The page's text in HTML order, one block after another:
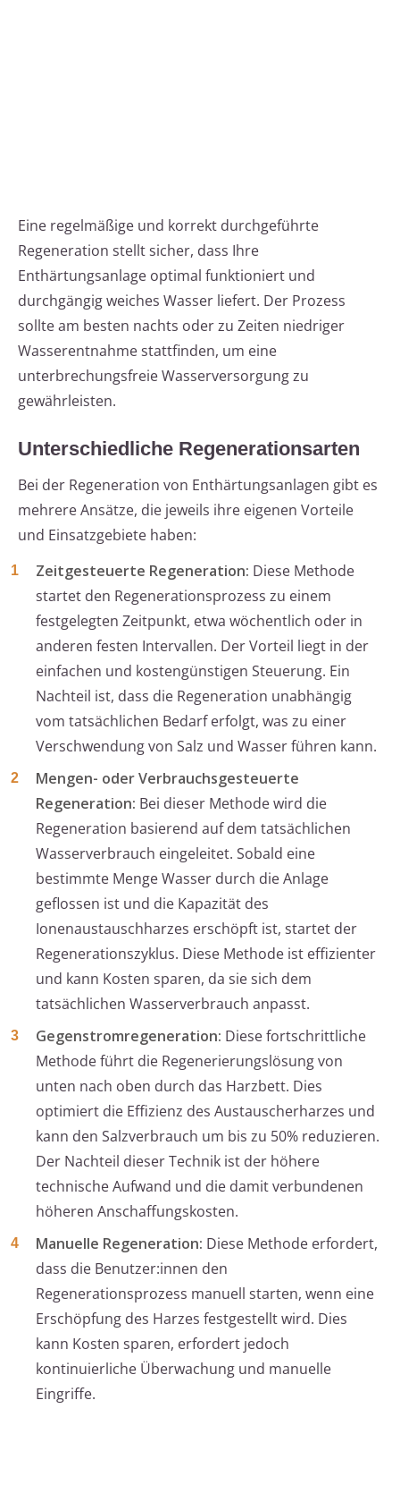
Eine regelmäßige und korrekt durchgeführte
Regeneration stellt sicher, dass Ihre
Enthärtungsanlage optimal funktioniert und
durchgängig weiches Wasser liefert. Der Prozess
sollte am besten nachts oder zu Zeiten niedriger
Wasserentnahme stattfinden, um eine
unterbrechungsfreie Wasserversorgung zu
gewährleisten.
Unterschiedliche Regenerationsarten
Bei der Regeneration von Enthärtungsanlagen gibt es
mehrere Ansätze, die jeweils ihre eigenen Vorteile
und Einsatzgebiete haben:
Zeitgesteuerte Regeneration: Diese Methode
startet den Regenerationsprozess zu einem
festgelegten Zeitpunkt, etwa wöchentlich oder in
anderen festen Intervallen. Der Vorteil liegt in der
einfachen und kostengünstigen Steuerung. Ein
Nachteil ist, dass die Regeneration unabhängig
vom tatsächlichen Bedarf erfolgt, was zu einer
Verschwendung von Salz und Wasser führen kann.
Mengen- oder Verbrauchsgesteuerte
Regeneration: Bei dieser Methode wird die
Regeneration basierend auf dem tatsächlichen
Wasserverbrauch eingeleitet. Sobald eine
bestimmte Menge Wasser durch die Anlage
geflossen ist und die Kapazität des
Ionenaustauschharzes erschöpft ist, startet der
Regenerationszyklus. Diese Methode ist effizienter
und kann Kosten sparen, da sie sich dem
tatsächlichen Wasserverbrauch anpasst.
Gegenstromregeneration: Diese fortschrittliche
Methode führt die Regenerierungslösung von
unten nach oben durch das Harzbett. Dies
optimiert die Effizienz des Austauscherharzes und
kann den Salzverbrauch um bis zu 50% reduzieren.
Der Nachteil dieser Technik ist der höhere
technische Aufwand und die damit verbundenen
höheren Anschaffungskosten.
Manuelle Regeneration: Diese Methode erfordert,
dass die Benutzer:innen den
Regenerationsprozess manuell starten, wenn eine
Erschöpfung des Harzes festgestellt wird. Dies
kann Kosten sparen, erfordert jedoch
kontinuierliche Überwachung und manuelle
Eingriffe.